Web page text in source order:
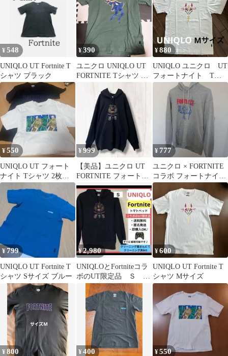
¥548
UNIQLO UT Fortnite T
シャツ ブラック
¥390
ユニクロ UNIQLO UT
FORTNITE Tシャツ L
¥880
UNIQLO ユニクロ UT
フォートナイト Tシ
ャツ Mサイズ
¥550
UNIQLO UT フォート
ナイト Tシャツ 2枚セ
ット
¥999
【美品】ユニクロ UT
FORTNITE フォートナ
イト パーカー 黒 XL
¥777
ユニクロ × FORTNITE
コラボ フォートナイ
ト パーカー L
¥ 799
UNIQLO UT Fortnite T
シャツ Sサイズ ブルー
¥2,980
UNIQLOとFortniteコラ
ボのUT限定品 Ｓ 入
手困難 人気 パーカ
¥600
UNIQLO UT Fortnite T
シャツ Mサイズ
¥800 ¥400 ¥550